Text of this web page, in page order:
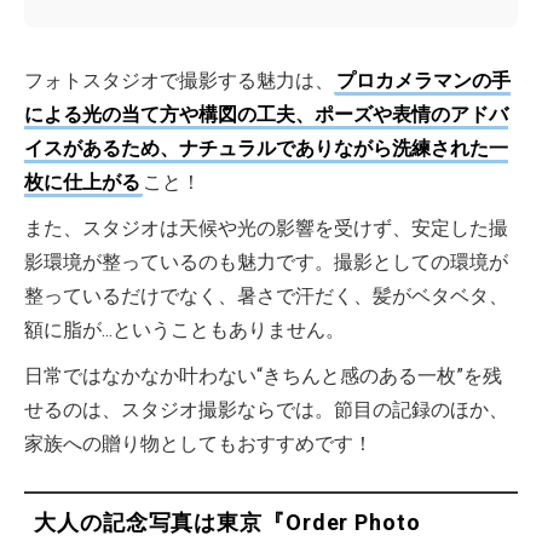
フォトスタジオで撮影する魅力は、
プロカメラマンの手
による光の当て方や構図の工夫、ポーズや表情のアドバ
イスがあるため、ナチュラルでありながら洗練された一
枚に仕上がる こと！
また、スタジオは天候や光の影響を受けず、安定した撮
影環境が整っているのも魅力です。撮影としての環境が
整っているだけでなく、暑さで汗だく、髪がベタベタ、
額に脂が...ということもありません。
日常ではなかなか叶わない“きちんと感のある一枚”を残
せるのは、スタジオ撮影ならでは。節目の記録のほか、
家族への贈り物としてもおすすめです！
大人の記念写真は東京『Order Photo